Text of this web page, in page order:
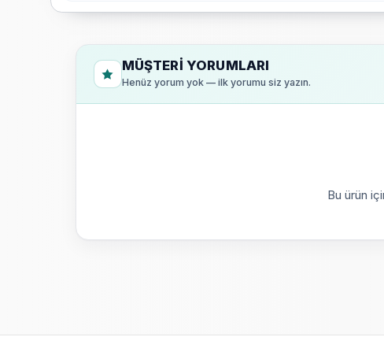
MÜŞTERI YORUMLARI
Henüz yorum yok — ilk yorumu siz yazın.
Bu ürün